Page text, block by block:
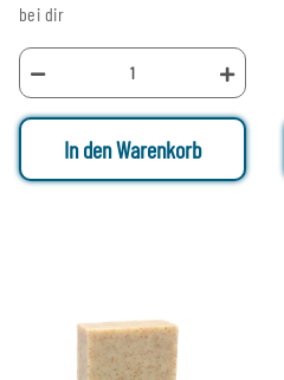
bei dir
In den Warenkorb